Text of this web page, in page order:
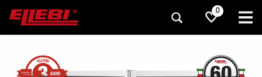
0